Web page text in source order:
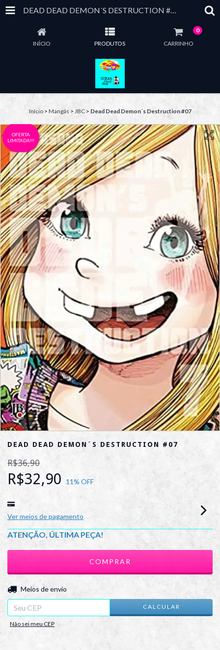
DEAD DEAD DEMON´S DESTRUCTION #07
INÍCIO PRODUTOS CARRINHO
0
Início > Mangás > JBC > Dead Dead Demon´s Destruction #07
OFERTA
LIMITADA!!!
DEAD DEAD DEMON´S DESTRUCTION #07
R$36,90
R$32,90 11% OFF
Ver meios de pagamento
ATENÇÃO, ÚLTIMA PEÇA!
Entregas para o CEP:
Meios de envio
CALCULAR
Não sei meu CEP